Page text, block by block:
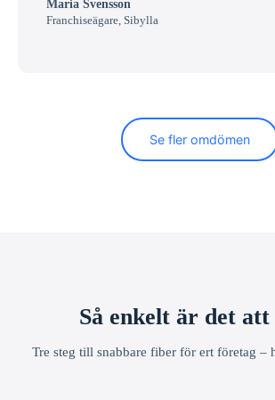
Maria Svensson
Franchiseägare, Sibylla
Se fler omdömen
Så enkelt är det
Tre steg till snabbare fiber för ert företag –